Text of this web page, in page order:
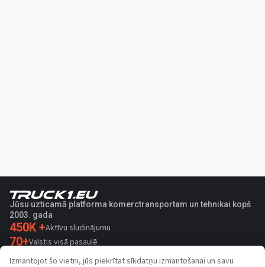
Jūsu uzticamā platforma komerctransportam un tehnikai kopš
2003. gada
450K +Aktīvu sludinājumu
70+Valstis visā pasaulē
36 Atbalstītas valodas
Izmantojot šo vietni, jūs piekrītat sīkdatņu izmantošanai un savu